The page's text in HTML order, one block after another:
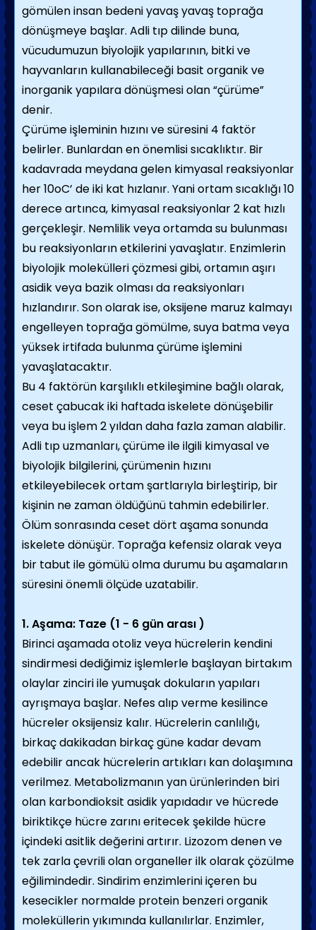
gömülen insan bedeni yavaş yavaş toprağa
dönüşmeye başlar. Adli tıp dilinde buna,
vücudumuzun biyolojik yapılarının, bitki ve
hayvanların kullanabileceği basit organik ve
inorganik yapılara dönüşmesi olan “çürüme”
denir.
Çürüme işleminin hızını ve süresini 4 faktör
belirler. Bunlardan en önemlisi sıcaklıktır. Bir
kadavrada meydana gelen kimyasal reaksiyonlar
her 10oC’ de iki kat hızlanır. Yani ortam sıcaklığı 10
derece artınca, kimyasal reaksiyonlar 2 kat hızlı
gerçekleşir. Nemlilik veya ortamda su bulunması
bu reaksiyonların etkilerini yavaşlatır. Enzimlerin
biyolojik molekülleri çözmesi gibi, ortamın aşırı
asidik veya bazik olması da reaksiyonları
hızlandırır. Son olarak ise, oksijene maruz kalmayı
engelleyen toprağa gömülme, suya batma veya
yüksek irtifada bulunma çürüme işlemini
yavaşlatacaktır.
Bu 4 faktörün karşılıklı etkileşimine bağlı olarak,
ceset çabucak iki haftada iskelete dönüşebilir
veya bu işlem 2 yıldan daha fazla zaman alabilir.
Adli tıp uzmanları, çürüme ile ilgili kimyasal ve
biyolojik bilgilerini, çürümenin hızını
etkileyebilecek ortam şartlarıyla birleştirip, bir
kişinin ne zaman öldüğünü tahmin edebilirler.
Ölüm sonrasında ceset dört aşama sonunda
iskelete dönüşür. Toprağa kefensiz olarak veya
bir tabut ile gömülü olma durumu bu aşamaların
süresini önemli ölçüde uzatabilir.
1. Aşama: Taze (1 - 6 gün arası )
Birinci aşamada otoliz veya hücrelerin kendini
sindirmesi dediğimiz işlemlerle başlayan birtakım
olaylar zinciri ile yumuşak dokuların yapıları
ayrışmaya başlar. Nefes alıp verme kesilince
hücreler oksijensiz kalır. Hücrelerin canlılığı,
birkaç dakikadan birkaç güne kadar devam
edebilir ancak hücrelerin artıkları kan dolaşımına
verilmez. Metabolizmanın yan ürünlerinden biri
olan karbondioksit asidik yapıdadır ve hücrede
biriktikçe hücre zarını eritecek şekilde hücre
içindeki asitlik değerini artırır. Lizozom denen ve
tek zarla çevrili olan organeller ilk olarak çözülme
eğilimindedir. Sindirim enzimlerini içeren bu
kesecikler normalde protein benzeri organik
moleküllerin yıkımında kullanılırlar. Enzimler,